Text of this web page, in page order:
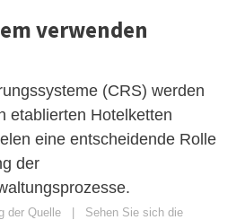
verwenden
(CRS) werden
etablierten Hotelketten
eine entscheidende Rolle
der
der Quelle | Sehen Sie sich die